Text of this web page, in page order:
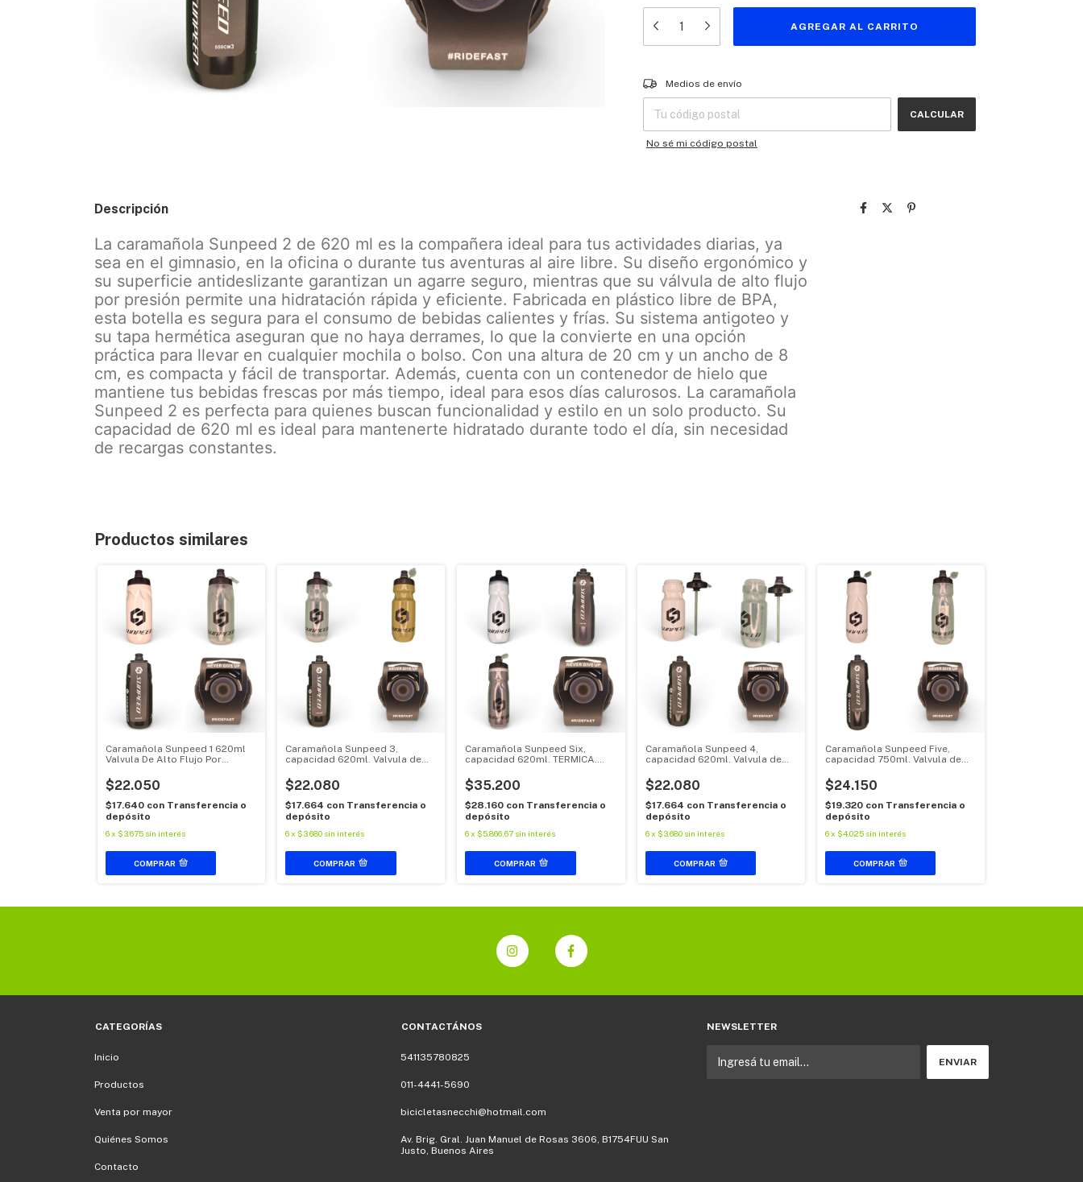
Entregas para el CP:
Medios de envío
CALCULAR
No sé mi código postal
Descripción
La caramañola Sunpeed 2 de 620 ml es la compañera ideal para tus actividades diarias, ya
sea en el gimnasio, en la oficina o durante tus aventuras al aire libre. Su diseño ergonómico y
su superficie antideslizante garantizan un agarre seguro, mientras que su válvula de alto flujo
por presión permite una hidratación rápida y eficiente. Fabricada en plástico libre de BPA,
esta botella es segura para el consumo de bebidas calientes y frías. Su sistema antigoteo y
su tapa hermética aseguran que no haya derrames, lo que la convierte en una opción
práctica para llevar en cualquier mochila o bolso. Con una altura de 20 cm y un ancho de 8
cm, es compacta y fácil de transportar. Además, cuenta con un contenedor de hielo que
mantiene tus bebidas frescas por más tiempo, ideal para esos días calurosos. La caramañola
Sunpeed 2 es perfecta para quienes buscan funcionalidad y estilo en un solo producto. Su
capacidad de 620 ml es ideal para mantenerte hidratado durante todo el día, sin necesidad
de recargas constantes.
Productos similares
Caramañola Sunpeed 1 620ml
Valvula De Alto Flujo Por
$22.050
$17.640 con Transferencia o
depósito
6x $3.675 sin interés
COMPRAR
Caramañola Sunpeed 3,
capacidad 620ml. Valvula de
seguridad.
$22.080
$17.664 con Transferencia o
depósito
6x $3.680 sin interés
COMPRAR
Caramañola Sunpeed Six,
capacidad 620ml. TERMICA.
presión. Cierre de seguridad
$35.200
$28.160 con Transferencia o
depósito
6x $5.866,67 sin interés
COMPRAR
Caramañola Sunpeed 4,
capacidad 620ml. Valvula de
bombilla. Cierre de seguridad
$22.080
$17.664 con Transferencia o
depósito
6 x $3.680 sin interés
COMPRAR
Caramañola Sunpeed Five,
capacidad 750ml. Valvula de
seguridad.
$24.150
$19.320 con Transferencia o
depósito
6x $4.025 sin interés
COMPRAR
CATEGORÍAS
Inicio
Productos
Venta por mayor
Quiénes Somos
Contacto
CONTACTÁNOS
541135780825
011-4441-5690
bicicletasnecchi@hotmail.com
Av. Brig. Gral. Juan Manuel de Rosas 3606, B1754FUU San
Justo, Buenos Aires
NEWSLETTER